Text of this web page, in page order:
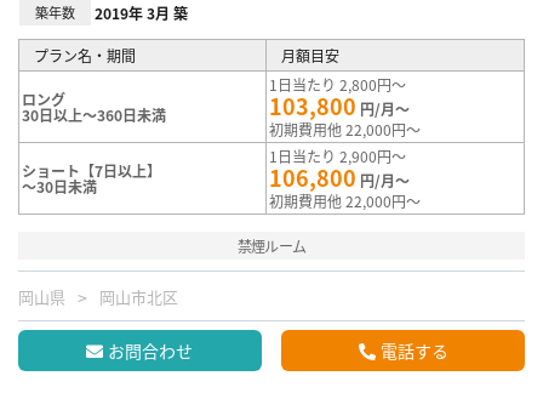
築年数 2019年 3月 築
プラン名・期間 月額目安
ロング
30日以上～360日未満
1日当たり 2,800円～
103,800 円/月～
初期費用他 22,000円～
ショート【7日以上】
～30日未満
1日当たり 2,900円～
106,800 円/月～
初期費用他 22,000円～
禁煙ルーム
岡山県 岡山市北区
お問合わせ 電話する